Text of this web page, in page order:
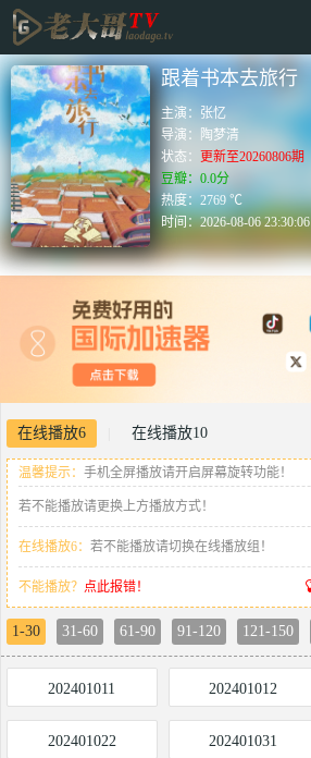
跟着书本去旅行
主演： 张忆
导演：
陶梦清
状态： 更新至20260806期
豆瓣：0.0分
热度：2769 ℃
时间：2026-08-06 23:30:06
在线播放6 在线播放10
温馨提示： 手机全屏播放请开启屏幕旋转功能！
若不能播放请更换上方播放方式！
在线播放6： 若不能播放请切换在线播放组！
不能播放？ 点此报错！
1-30 31-60 61-90 91-120 121-150
202401011 202401012
202401022 202401031